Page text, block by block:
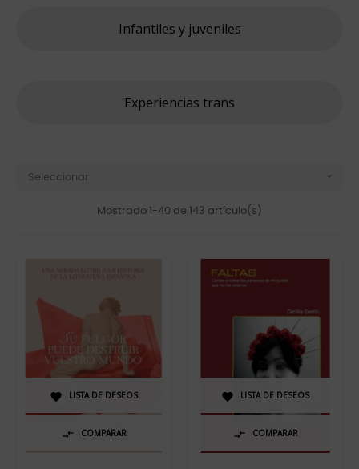
Infantiles y juveniles
Experiencias trans
Seleccionar 
Mostrado 1-40 de 143 artículo(s)
 LISTA DE DESEOS
 COMPARAR
 LISTA DE DESEOS
 COMPARAR